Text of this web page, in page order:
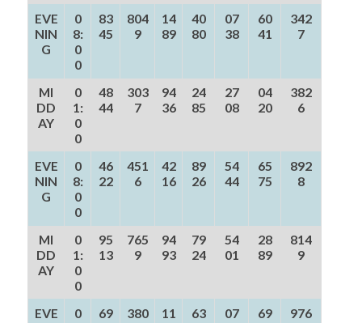
EVE
NIN
G
0
8:
0
0
83
45
804
9
14
89
40
80
07
38
60
41
342
7
MI
DD
AY
0
1:
0
0
48
44
303
7
94
36
24
85
27
08
04
20
382
6
EVE
NIN
G
0
8:
0
0
46
22
451
6
42
16
89
26
54
44
65
75
892
8
MI
DD
AY
0
1:
0
0
95
13
765
9
94
93
79
24
54
01
28
89
814
9
EVE
0
69
380
11
63
07
69
976